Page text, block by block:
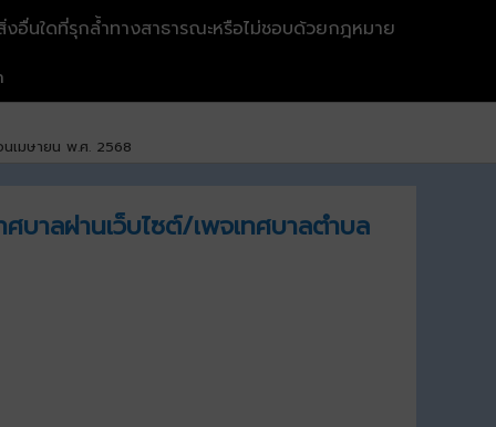
อื่นใดที่รุกล้ำทางสาธารณะหรือไม่ชอบด้วยกฎหมาย
นเมษายน พ.ศ. 2568
บาลผ่านเว็บไซต์/เพจเทศบาลตำบล